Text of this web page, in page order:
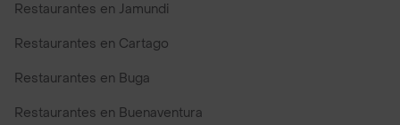
Restaurantes en Jamundi
Restaurantes en Cartago
Restaurantes en Buga
Restaurantes en Buenaventura